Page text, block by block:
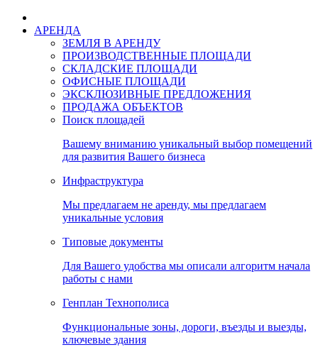
АРЕНДА
ЗЕМЛЯ В АРЕНДУ
ПРОИЗВОДСТВЕННЫЕ ПЛОЩАДИ
СКЛАДСКИЕ ПЛОЩАДИ
ОФИСНЫЕ ПЛОЩАДИ
ЭКСКЛЮЗИВНЫЕ ПРЕДЛОЖЕНИЯ
ПРОДАЖА ОБЪЕКТОВ
Поиск площадей
Вашему вниманию уникальный выбор помещений
для развития Вашего бизнеса
Инфраструктура
Мы предлагаем не аренду, мы предлагаем
уникальные условия
Типовые документы
Для Вашего удобства мы описали алгоритм начала
работы с нами
Генплан Технополиса
Функциональные зоны, дороги, въезды и выезды,
ключевые здания